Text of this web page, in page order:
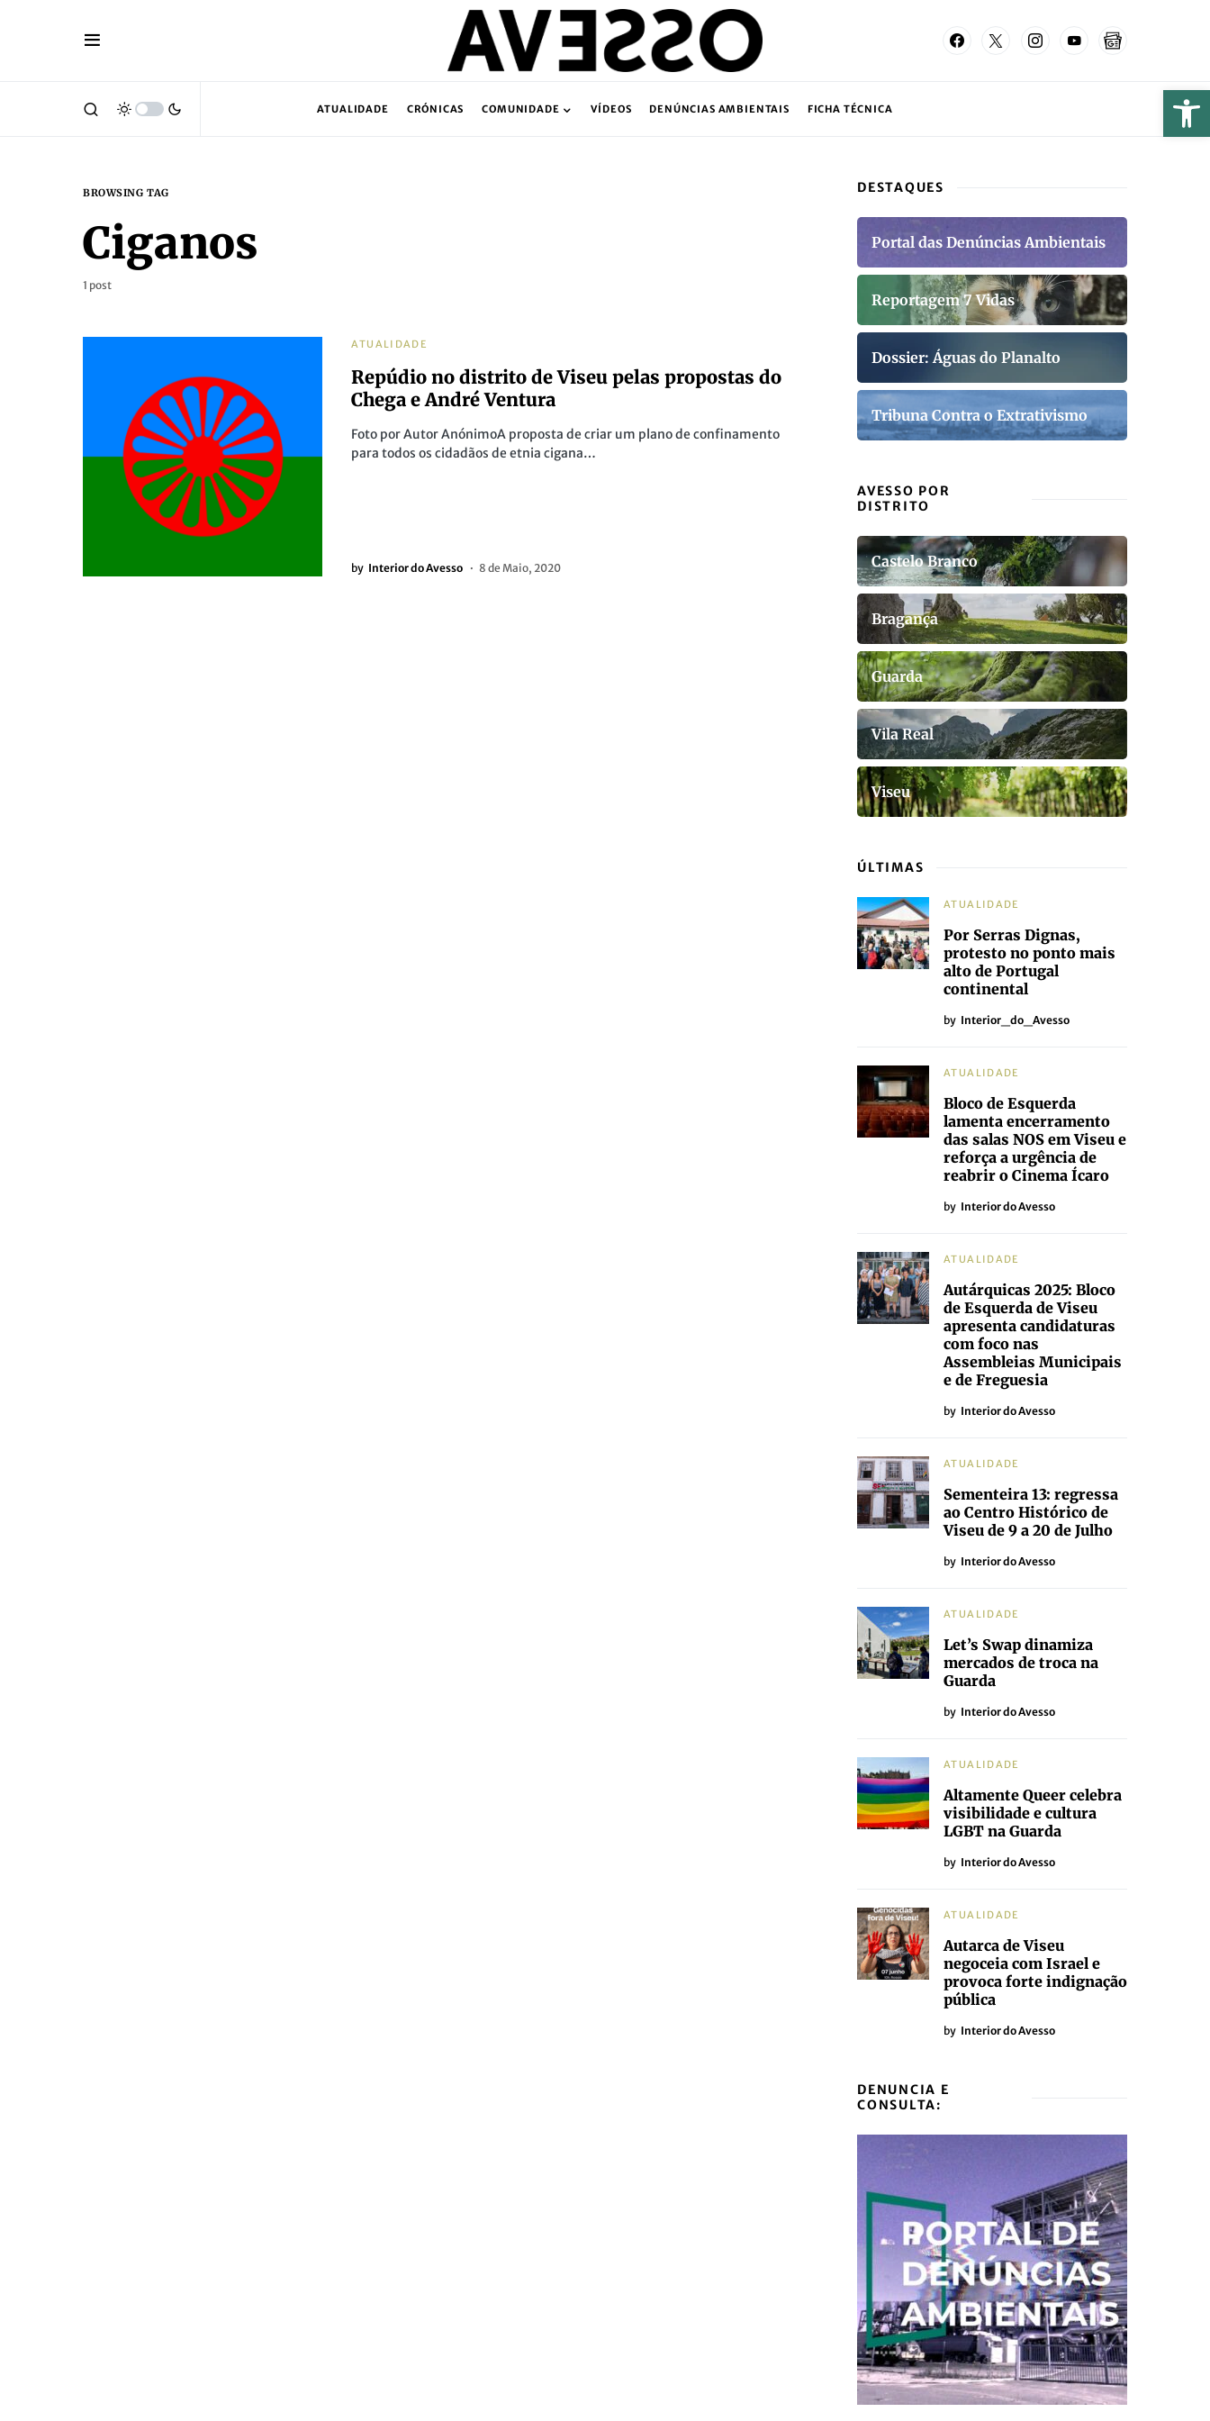
ATUALIDADE CRÓNICAS COMUNIDADE VÍDEOS DENÚNCIAS AMBIENTAIS FICHA TÉCNICA
BROWSING TAG
Ciganos
1 post
ATUALIDADE
Repúdio no distrito de Viseu pelas propostas do
Chega e André Ventura
Foto por Autor AnónimoA proposta de criar um plano de confinamento
para todos os cidadãos de etnia cigana…
by Interior do Avesso 8 de Maio, 2020
DESTAQUES
Portal das Denúncias Ambientais
Reportagem 7 Vidas
Dossier: Águas do Planalto
Tribuna Contra o Extrativismo
AVESSO POR
DISTRITO
Castelo Branco
Bragança
Guarda
Vila Real
Viseu
ÚLTIMAS
ATUALIDADE
Por Serras Dignas,
protesto no ponto mais
alto de Portugal
continental
by Interior_do_Avesso
ATUALIDADE
Bloco de Esquerda
lamenta encerramento
das salas NOS em Viseu e
reforça a urgência de
reabrir o Cinema Ícaro
by Interior do Avesso
ATUALIDADE
Autárquicas 2025: Bloco
de Esquerda de Viseu
apresenta candidaturas
com foco nas
Assembleias Municipais
e de Freguesia
by Interior do Avesso
ATUALIDADE
Sementeira 13: regressa
ao Centro Histórico de
Viseu de 9 a 20 de Julho
by Interior do Avesso
ATUALIDADE
Let’s Swap dinamiza
mercados de troca na
Guarda
by Interior do Avesso
ATUALIDADE
Altamente Queer celebra
visibilidade e cultura
LGBT na Guarda
by Interior do Avesso
ATUALIDADE
Autarca de Viseu
negoceia com Israel e
provoca forte indignação
pública
by Interior do Avesso
DENUNCIA E
CONSULTA: